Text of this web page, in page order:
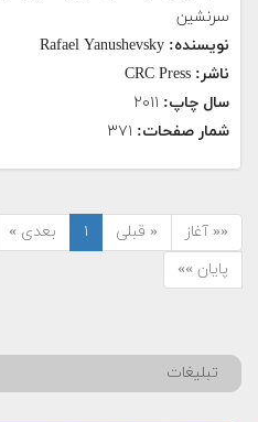
سرنشین
نویسنده: Rafael Yanushevsky
ناشر:
سال چاپ:
شمار صفحات:
«« آغاز « قبلی ۱
بعدی »
پایان »»
تبلیغات